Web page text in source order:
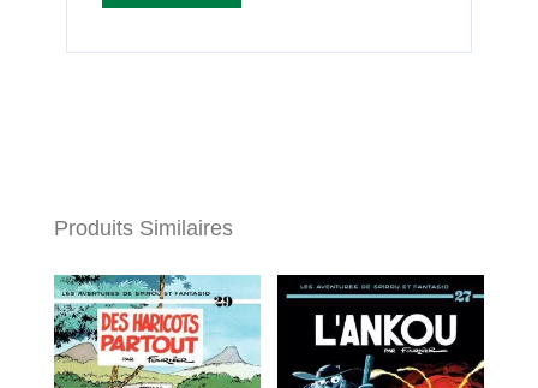
Produits Similaires